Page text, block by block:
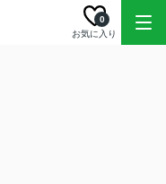
お気に入り
0